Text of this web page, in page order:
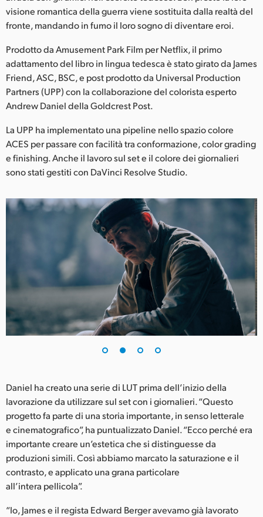
Netherlands
Norway
Poland
Portugal
Singapore
South Africa
Sweden
Turkey
UAE
Ukraine
United Kingdom
visione romantica della guerra viene sostituita dalla realtà del
fronte, mandando in fumo il loro sogno di diventare eroi.
Prodotto da Amusement Park Film per Netflix, il primo
adattamento del libro in lingua tedesca è stato girato da James
Friend, ASC, BSC, e post prodotto da Universal Production
Partners (UPP) con la collaborazione del colorista esperto
Andrew Daniel della Goldcrest Post.
La UPP ha implementato una pipeline nello spazio colore
ACES per passare con facilità tra conformazione, color grading
e finishing. Anche il lavoro sul set e il colore dei giornalieri
sono stati gestiti con DaVinci Resolve Studio.
Daniel ha creato una serie di LUT prima dell’inizio della
lavorazione da utilizzare sul set con i giornalieri. “Questo
progetto fa parte di una storia importante, in senso letterale
e cinematografico”, ha puntualizzato Daniel. “Ecco perché era
importante creare un’estetica che si distinguesse da
produzioni simili. Così abbiamo marcato la saturazione e il
contrasto, e applicato una grana particolare
all’intera pellicola”.
“Io, James e il regista Edward Berger avevamo già lavorato